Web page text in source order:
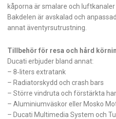
kåporna är smalare och
Bakdelen är avskalad och
annat äventyrsutrustning.
Tillbehör för resa och hård
Ducati erbjuder bland annat:
– 8‑liters extratank
– Radiatorskydd och crash bars
– Större vindruta och förstärkta
– Aluminiumväskor eller Mosko
– Ducati Multimedia System och